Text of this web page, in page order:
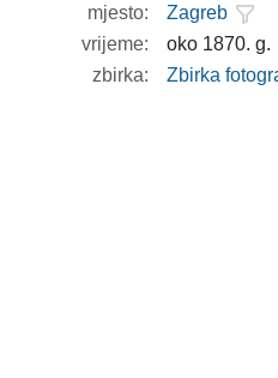
mjesto:
Zagreb
vrijeme:
oko 1870. g.
zbirka:
Zbirka